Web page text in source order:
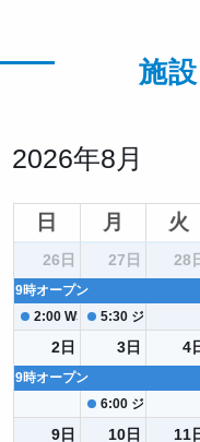
施
2026年8月
日 月 火
26日
9時オープン
2:00 WS 火山ドームづくり
27日
5:30 ジオノスラ
28
2日
9時オープン
3日
6:00 ジオノスラ
4
9日 10日 11